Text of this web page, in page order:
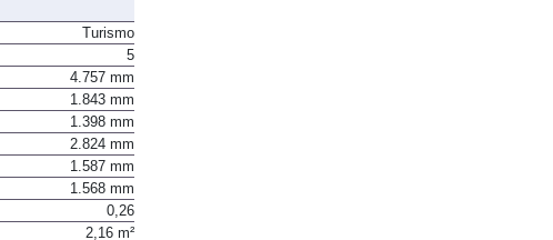
Turismo
5
4.757 mm
1.843 mm
1.398 mm
2.824 mm
1.587 mm
1.568 mm
0,26